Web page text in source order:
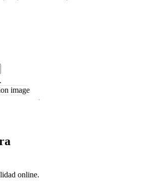
métodos distintos y
bastante activa.
online.
.